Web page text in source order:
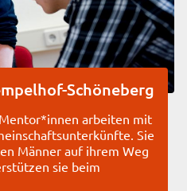
Schöneberg
arbeiten mit
Sie
Männer auf ihrem Weg
sie beim